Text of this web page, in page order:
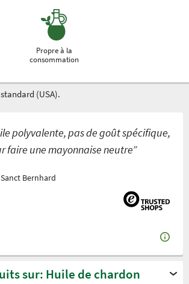
Propre à la
consommation
(USA).
polyvalente, pas de goût spécifique,
faire une mayonnaise neutre”
Bernhard
sur: Huile de chardon